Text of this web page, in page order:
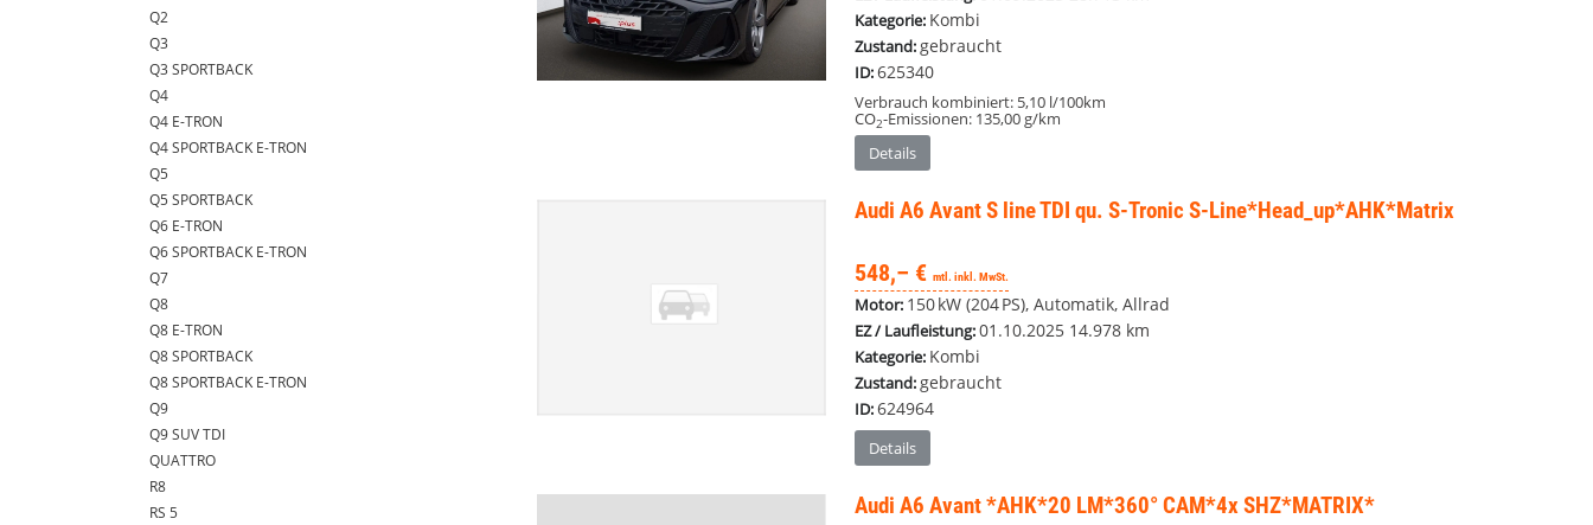
Kategorie: Kombi
Zustand:gebraucht
ID:625340
Verbrauch kombiniert: 5,10 l/100km
CO2-Emissionen: 135,00 g/km
Details
Audi A6 AvantS line TDI qu. S-Tronic S-Line*Head_up*AHK*Matrix
548,– € mtl. inkl. MwSt.
Motor: 150 kW (204 PS), Automatik, Allrad
EZ / Laufleistung:01.10.2025 14.978 km
Kategorie: Kombi
Zustand:gebraucht
ID:624964
Details
Audi A6 Avant*AHK*20 LM*360° CAM*4x SHZ*MATRIX*
Q2
Q3
Q3 SPORTBACK
Q4
Q4 E-TRON
Q4 SPORTBACK E-TRON
Q5
Q5 SPORTBACK
Q6 E-TRON
Q6 SPORTBACK E-TRON
Q7
Q8
Q8 E-TRON
Q8 SPORTBACK
Q8 SPORTBACK E-TRON
Q9
Q9 SUV TDI
QUATTRO
R8
RS 5